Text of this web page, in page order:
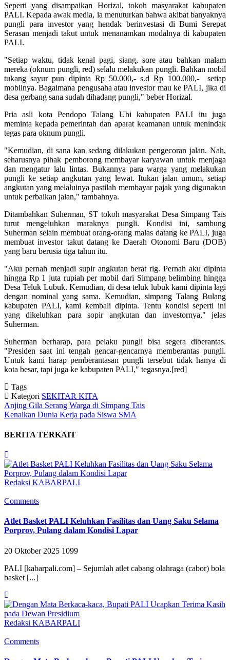
Seperti yang disampaikan Horizal, tokoh masyarakat kabupaten
PALI. Kepada awak media, ia menuturkan bahwa akibat banyaknya
pungli para investor yang hendak berinvestasi di Bumi Serepat
Serasan menjadi takut untuk menanamkan modalnya di kabupaten
PALI.
"Setiap waktu, tidak kenal pagi, siang, sore atau bahkan malam
mereka (oknum pungli, red) selalu melakukan pungli. Bahkan mobil
tukang sayur pun dipinta Rp 50.000,- s.d Rp 100.000,- setiap
mobilnya. Bagaimana pengusaha atau investor mau ke PALI, jika di
desa gerbang sana sudah dihadang pungli," beber Horizal.
Pria asli kota Pendopo Talang Ubi kabupaten PALI itu juga
meminta kepada pemerintah dan aparat keamanan untuk menindak
tegas para oknum pungli.
"Kemudian, di sana kan sedang dilakukan pengecoran jalan. Nah,
seharusnya pihak pemborong membayar karyawan untuk menjaga
dan mengatur lalu lintas. Bukannya para warga yang melakukan
pungli ke setiap angkutan yang lewat. Itukan jalan umum, setiap
angkutan yang melaluinya pastilah membayar pajak yang digunakan
untuk perbaikan jalan," tambahnya.
Ditambahkan Suherman, ST tokoh masyarakat Desa Simpang Tais
turut mengeluhkan maraknya pungli. Kondisi ini, sambung
Suherman selain membuat orang-orang malas datang ke PALI, juga
membuat investor takut datang ke Daerah Otonomi Baru (DOB)
yang baru berusia tiga tahun itu.
"Aku pernah menjadi supir angkutan berat rig. Pernah aku dipinta
hingga Rp 1 juta rupiah per mobil dari Simpang belimbing hingga
Desa Teluk Lubuk. Kemudian, di desa teluk lubuk kami dipinta lagi
dengan nominal yang sama. Kemudian, simpang Talang Bulang
kabupaten PALI, kami kembali dipinta. Tentu kondisi seperti ini
yang dikeluhkan para sopir angkutan dan investornya," jelas
Suherman.
Suherman berharap, para pelaku pungli bisa segera diberantas.
"Presiden saat ini tengah gencar-gencarnya memberantas pungli.
Untuk kami harap pemberantasan pungli tersebut tidak hanya di
kota besar, tapi juga ke kabupaten PALI," tegasnya.[red]‎
Tags
Kategori SEKITAR KITA
Anjing Gila Serang Warga di Simpang Tais
Kenalkan Dunia Kerja pada Siswa SMA
BERITA TERKAIT
Redaksi KABARPALI
Comments
Atlet Basket PALI Keluhkan Fasilitas dan Uang Saku Selama
Porprov, Pulang dalam Kondisi Lapar
20 Oktober 2025 1099
PALI [kabarpali.com] – Sejumlah atlet cabang olahraga (cabor) bola
basket [...]
Redaksi KABARPALI
Comments